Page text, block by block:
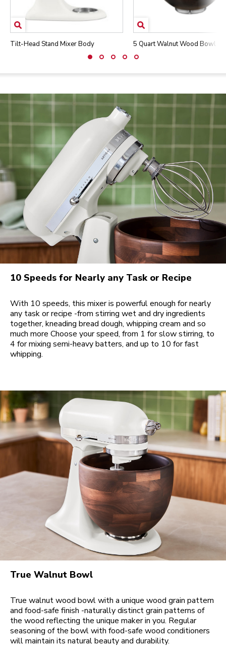
Tilt-Head Stand Mixer Body 5 Quart Walnut Wood Bowl
10 Speeds for Nearly any Task or Recipe
With 10 speeds, this mixer is powerful enough for nearly
any task or recipe -from stirring wet and dry ingredients
together, kneading bread dough, whipping cream and so
much more Choose your speed, from 1 for slow stirring, to
4 for mixing semi-heavy batters, and up to 10 for fast
whipping.
True Walnut Bowl
True walnut wood bowl with a unique wood grain pattern
and food-safe finish -naturally distinct grain patterns of
the wood reflecting the unique maker in you. Regular
seasoning of the bowl with food-safe wood conditioners
will maintain its natural beauty and durability.